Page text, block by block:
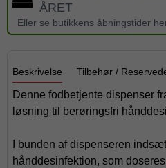
ÅRET
Eller se butikkens åbningstider
Beskrivelse Tilbehør /
Denne fodbetjente dispenser
løsning til berøringsfri
I bunden af dispenseren
hånddesinfektion, som